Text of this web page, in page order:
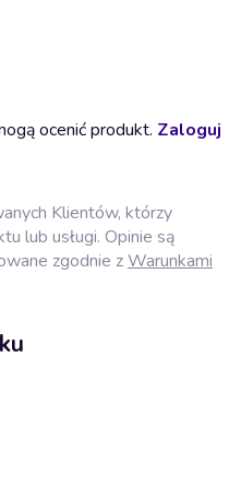
ocenić produkt. Zaloguj
Klientów, którzy
lub usługi. Opinie są
zgodnie zWarunkami